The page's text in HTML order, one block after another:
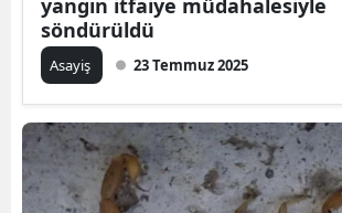
yangın itfaiye müdahalesiyle
söndürüldü
Asayiş 23 Temmuz 2025